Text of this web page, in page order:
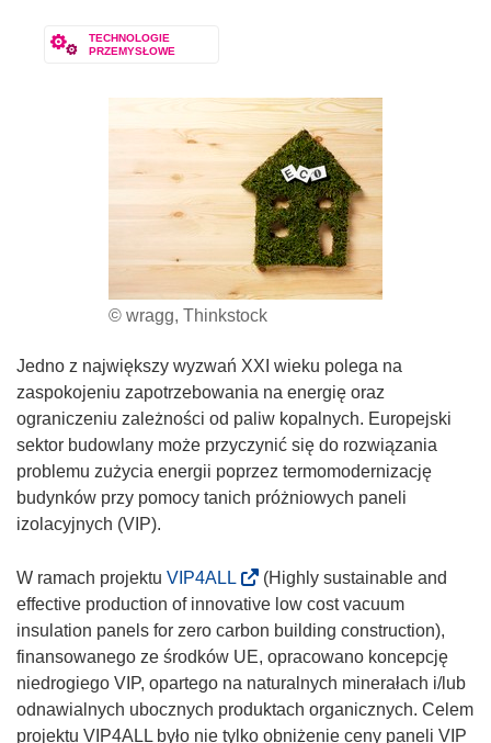
TECHNOLOGIE
PRZEMYSŁOWE
© wragg, Thinkstock
Jedno z największy wyzwań XXI wieku polega na
zaspokojeniu zapotrzebowania na energię oraz
ograniczeniu zależności od paliw kopalnych. Europejski
sektor budowlany może przyczynić się do rozwiązania
problemu zużycia energii poprzez termomodernizację
budynków przy pomocy tanich próżniowych paneli
izolacyjnych (VIP).
W ramach projektu VIP4ALL
o
d
n
o
ś
n
(Highly sustainable and
effective production of innovative low cost vacuum
insulation panels for zero carbon building construction),
finansowanego ze środków UE, opracowano koncepcję
niedrogiego VIP, opartego na naturalnych minerałach i/lub
odnawialnych ubocznych produktach organicznych. Celem
projektu VIP4ALL było nie tylko obniżenie ceny paneli VIP